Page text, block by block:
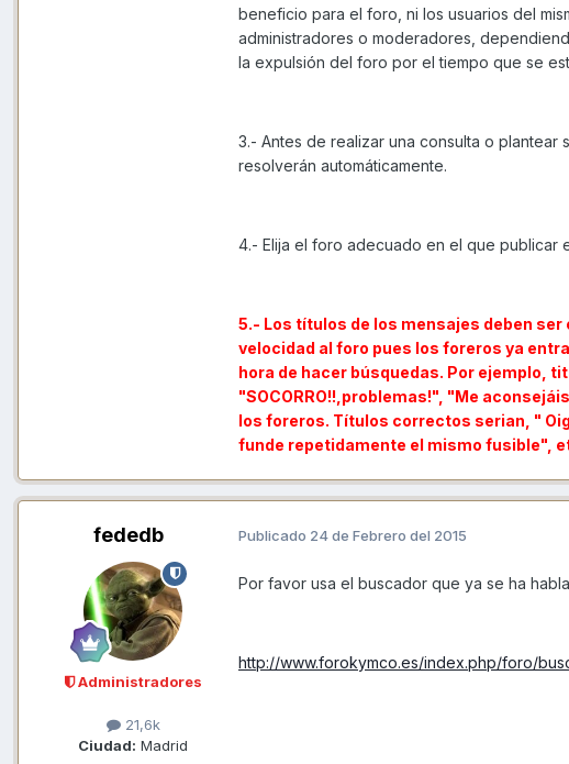
beneficio para el foro, ni los usuarios del
administradores o moderadores,
la expulsión del foro por el tiempo que se
3.- Antes de realizar una consulta o
resolverán automáticamente.
4.- Elija el foro adecuado en el que publicar
5.- Los títulos de los mensajes deben
velocidad al foro pues los foreros ya
hora de hacer búsquedas. Por ejemplo,
"SOCORRO!!,problemas!", "Me
los foreros. Títulos correctos serian, "
funde repetidamente el mismo fusible",
fededb
Administradores
21,6k
Ciudad: Madrid
Publicado 24 de Febrero del 2015
Por favor usa el buscador que ya se ha
http://www.forokymco.es/index.php/foro/